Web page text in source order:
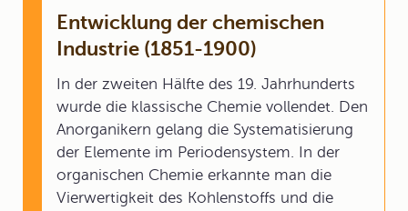
Entwicklung der chemischen
Industrie (1851-1900)
In der zweiten Hälfte des 19. Jahrhunderts
wurde die klassische Chemie vollendet. Den
Anorganikern gelang die Systematisierung
der Elemente im Periodensystem. In der
organischen Chemie erkannte man die
Vierwertigkeit des Kohlenstoffs und die